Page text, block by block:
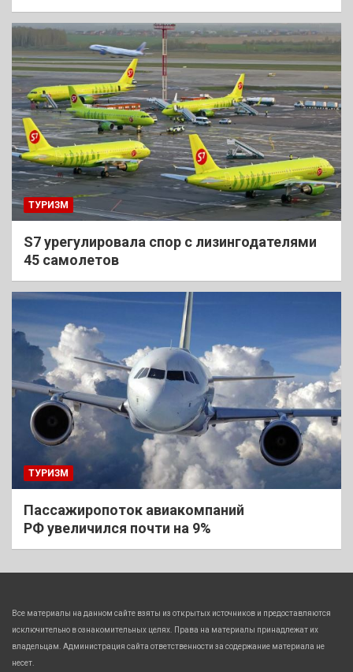
ТУРИЗМ
S7 урегулировала спор с лизингодателями
45 самолетов
ТУРИЗМ
Пассажиропоток авиакомпаний
РФ увеличился почти на 9%
Все материалы на данном сайте взяты из открытых источников и предоставляются
исключительно в ознакомительных целях. Права на материалы принадлежат их
владельцам. Администрация сайта ответственности за содержание материала не
несет.